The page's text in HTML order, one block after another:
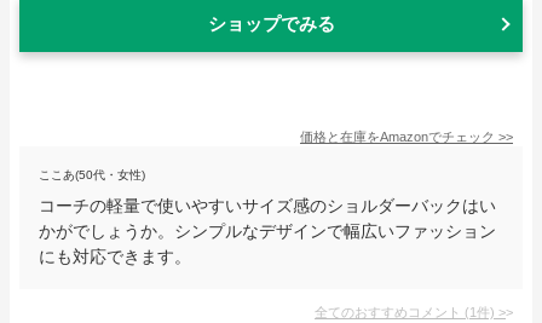
ショップでみる
価格と在庫をAmazonでチェック >>
ここあ(50代・女性)
コーチの軽量で使いやすいサイズ感のショルダーバックはい
かがでしょうか。シンプルなデザインで幅広いファッション
にも対応できます。
全てのおすすめコメント (1件) >